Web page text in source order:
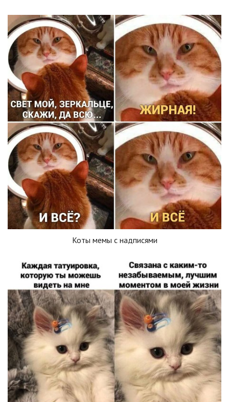
Коты мемы с надписями